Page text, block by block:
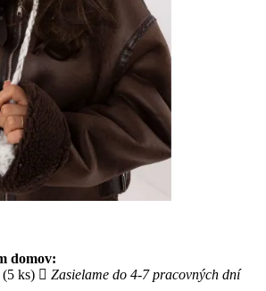
domov:
ks)
Zasielame do 4-7 pracovných dní